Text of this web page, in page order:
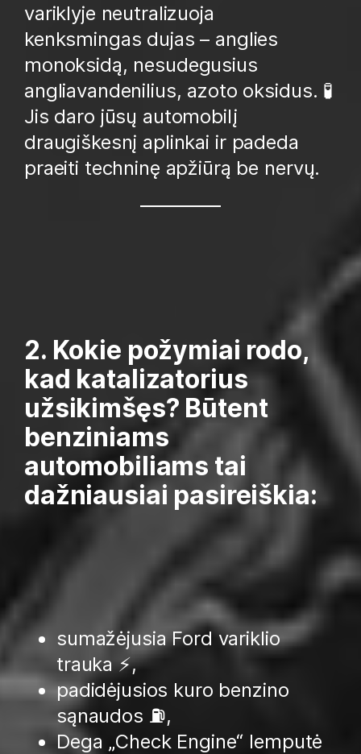
variklyje neutralizuoja
kenksmingas dujas – anglies
monoksidą, nesudegusius
angliavandenilius, azoto oksidus. 🧪
Jis daro jūsų automobilį
draugiškesnį aplinkai ir padeda
praeiti techninę apžiūrą be nervų.
2. Kokie požymiai rodo,
kad katalizatorius
užsikimšęs? Būtent
benziniams
automobiliams tai
dažniausiai pasireiškia:
sumažėjusia Ford variklio
trauka ⚡,
padidėjusios kuro benzino
sąnaudos ⛽,
Dega „Check Engine“ lemputė